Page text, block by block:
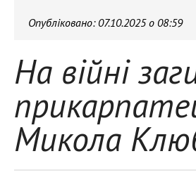
Опубліковано: 07.10.2025 о 08:59
На війні
Микола